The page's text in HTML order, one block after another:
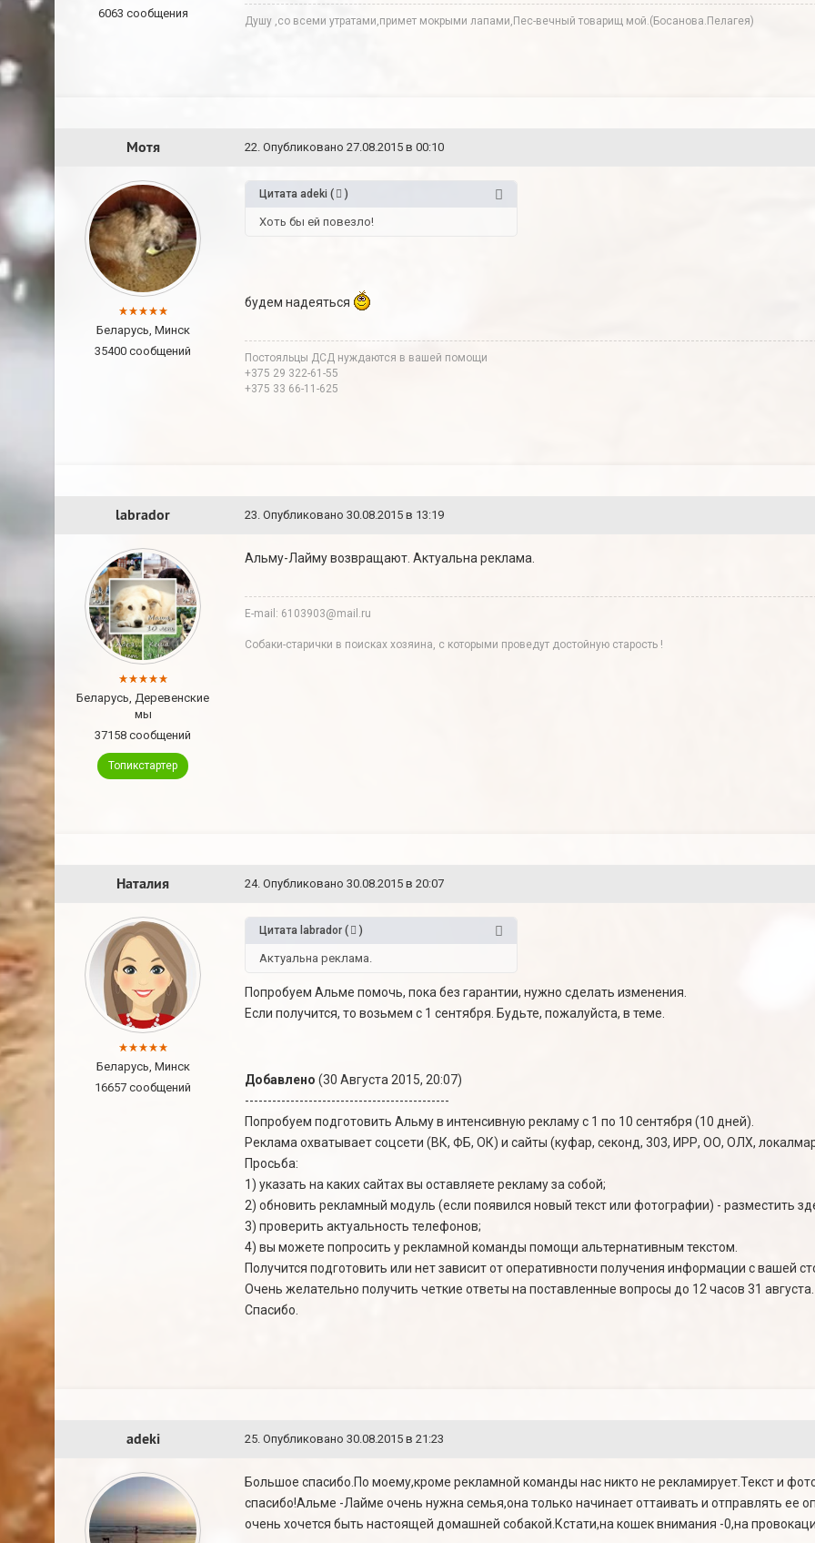
6063 сообщения
Душу ,со всеми утратами,примет мокрыми лапами,Пес-вечный товарищ мой.(Босанова.Пелагея)
Мотя 22. Опубликовано 27.08.2015 в 00:10
Беларусь, Минск
35400 сообщений
Цитата adeki ( )
Хоть бы ей повезло!
будем надеяться
Постояльцы ДСД нуждаются в вашей помощи
+375 29 322-61-55
+375 33 66-11-625
labrador 23. Опубликовано 30.08.2015 в 13:19
Беларусь, Деревенские
мы
37158 сообщений
Топикстартер
Альму-Лайму возвращают. Актуальна реклама.
E-mail: 6103903@mail.ru
Собаки-старички в поисках хозяина, с которыми проведут достойную старость !
Наталия 24. Опубликовано 30.08.2015 в 20:07
Беларусь, Минск
16657 сообщений
Цитата labrador ( )
Актуальна реклама.
Попробуем Альме помочь, пока без гарантии, нужно сделать изменения.
Если получится, то возьмем с 1 сентября. Будьте, пожалуйста, в теме.
Добавлено (30 Августа 2015, 20:07)
---------------------------------------------
Попробуем подготовить Альму в интенсивную рекламу с 1 по 10 сентября (10 дней).
Реклама охватывает соцсети (ВК, ФБ, ОК) и сайты (куфар, секонд, 303, ИРР, ОО, ОЛХ,
Просьба:
1) указать на каких сайтах вы оставляете рекламу за собой;
2) обновить рекламный модуль (если появился новый текст или фотографии) - разместить
3) проверить актуальность телефонов;
4) вы можете попросить у рекламной команды помощи альтернативным текстом.
Получится подготовить или нет зависит от оперативности получения информации с вашей
Очень желательно получить четкие ответы на поставленные вопросы до 12 часов 31
Спасибо.
adeki 25. Опубликовано 30.08.2015 в 21:23
Большое спасибо.По моему,кроме рекламной команды нас никто не рекламирует.Текст и
спасибо!Альме -Лайме очень нужна семья,она только начинает оттаивать и отправлять ее
очень хочется быть настоящей домашней собакой.Кстати,на кошек внимания -0,на